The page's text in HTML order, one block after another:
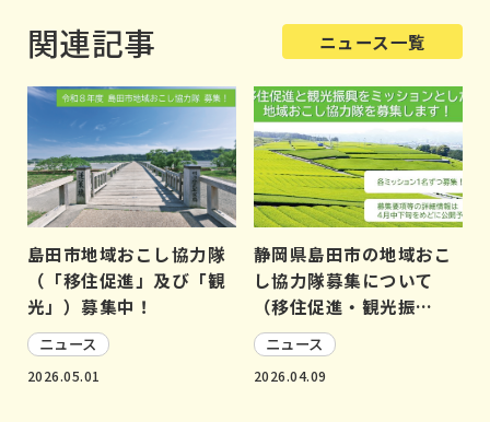
関連記事 ニュース一覧
島田市地域おこし協力隊
（「移住促進」及び「観
光」）募集中！
ニュース
2026.05.01
静岡県島田市の地域おこ
し協力隊募集について
（移住促進・観光振…
ニュース
2026.04.09